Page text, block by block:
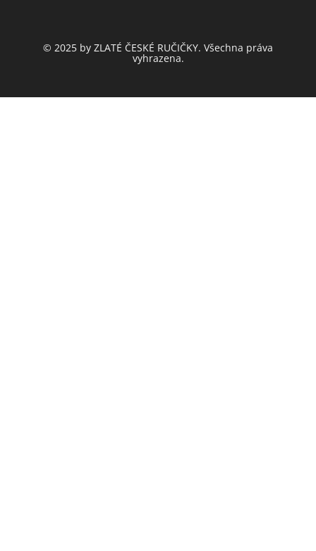
© 2025 by ZLATÉ ČESKÉ RUČIČKY. Všechna práva
vyhrazena.